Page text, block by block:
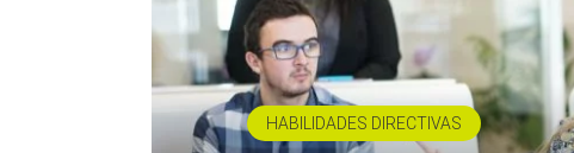
HABILIDADES DIRECTIVAS